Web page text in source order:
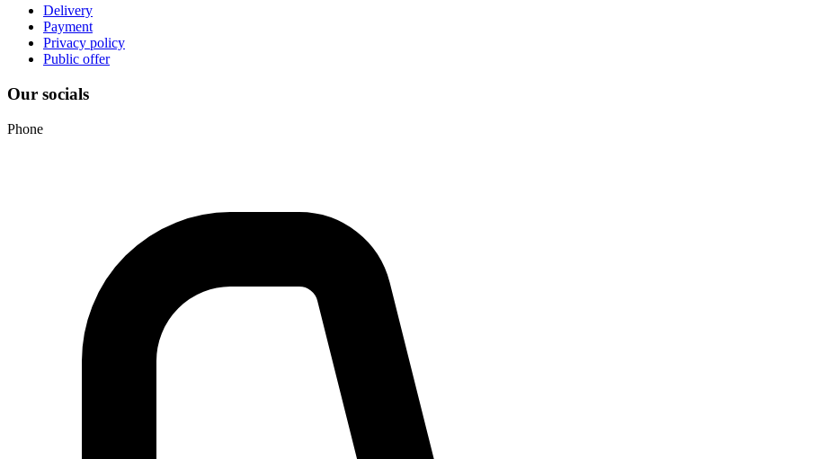
Delivery
Payment
Privacy policy
Public offer
Our socials
Phone